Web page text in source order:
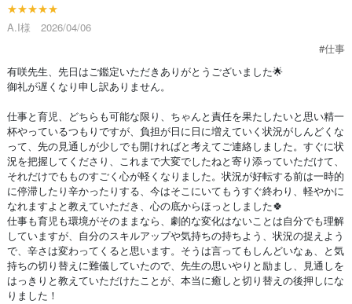
★★★★★
A.I様 2026/04/06
#仕事
有咲先生、先日はご鑑定いただきありがとうございました🌟
御礼が遅くなり申し訳ありません。
仕事と育児、どちらも可能な限り、ちゃんと責任を果たしたいと思い精一
杯やっているつもりですが、負担が日に日に増えていく状況がしんどくな
って、先の見通しが少しでも開ければと考えてご連絡しました。すぐに状
況を把握してくださり、これまで大変でしたねと寄り添っていただけて、
それだけでもものすごく心が軽くなりました。状況が好転する前は一時的
に停滞したり辛かったりする、今はそこにいてもうすぐ終わり、軽やかに
なれますよと教えていただき、心の底からほっとしました🍀
仕事も育児も環境がそのままなら、劇的な変化はないことは自分でも理解
していますが、自分のスキルアップや気持ちの持ちよう、状況の捉えよう
で、辛さは変わってくると思います。そうは言ってもしんどいなぁ、と気
持ちの切り替えに難儀していたので、先生の思いやりと励まし、見通しを
はっきりと教えていただけたことが、本当に癒しと切り替えの後押しにな
りました！